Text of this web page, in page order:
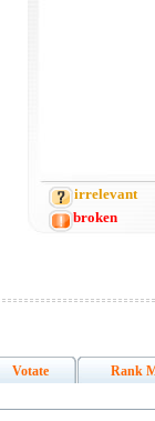
irrelevant
broken
Votate
Rank